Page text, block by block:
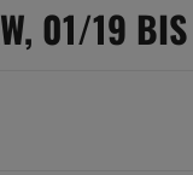
01/19